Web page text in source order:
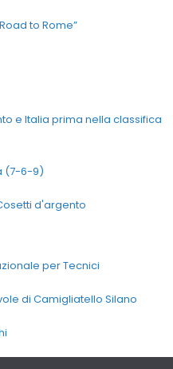
to Rome”
e Italia prima nella classifica
(7-6-9)
d'argento
per Tecnici
di Camigliatello Silano